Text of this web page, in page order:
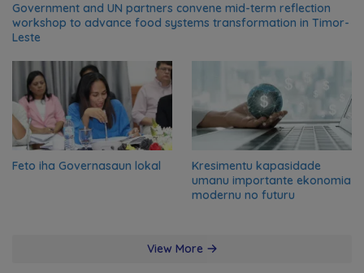
Government and UN partners convene mid-term reflection
workshop to advance food systems transformation in Timor-
Leste
Feto iha Governasaun lokal
Kresimentu kapasidade
umanu importante ekonomia
modernu no futuru
View More